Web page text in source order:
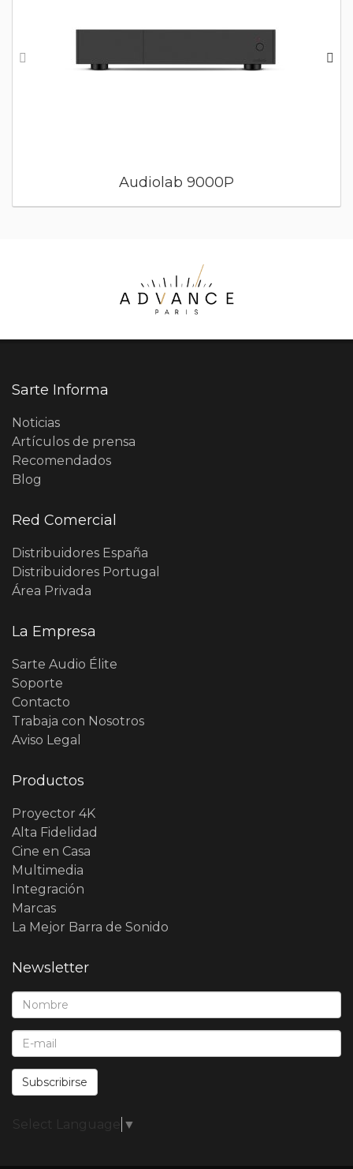
Audiolab 9000P
Sarte Informa
Noticias
Artículos de prensa
Recomendados
Blog
Red Comercial
Distribuidores España
Distribuidores Portugal
Área Privada
La Empresa
Sarte Audio Élite
Soporte
Contacto
Trabaja con Nosotros
Aviso Legal
Productos
Proyector 4K
Alta Fidelidad
Cine en Casa
Multimedia
Integración
Marcas
La Mejor Barra de Sonido
Newsletter
Nombre*:
E-Mail*:
Subscribirse
Select Language ▼